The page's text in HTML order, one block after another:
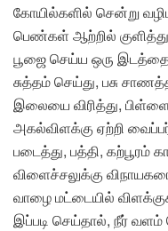
கோயில்களில் சென்று
பெண்கள் ஆற்றில்
பூஜை செய்ய ஒரு
சுத்தம் செய்து, பசு
இலையை விரித்து,
அகல்விளக்கு ஏற்றி
படைத்து, பத்தி, கற்பூரம்
விளைச்சலுக்கு
வாழை மட்டையில்
இப்படி செய்தால், நீர்